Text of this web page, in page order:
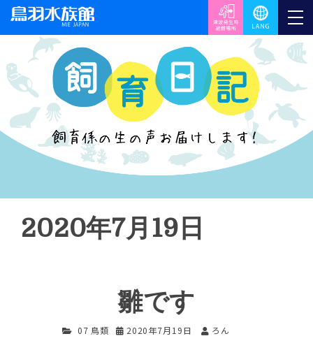
2020年7月19日
雛です
07 鳥類 2020年7月19日 ろん